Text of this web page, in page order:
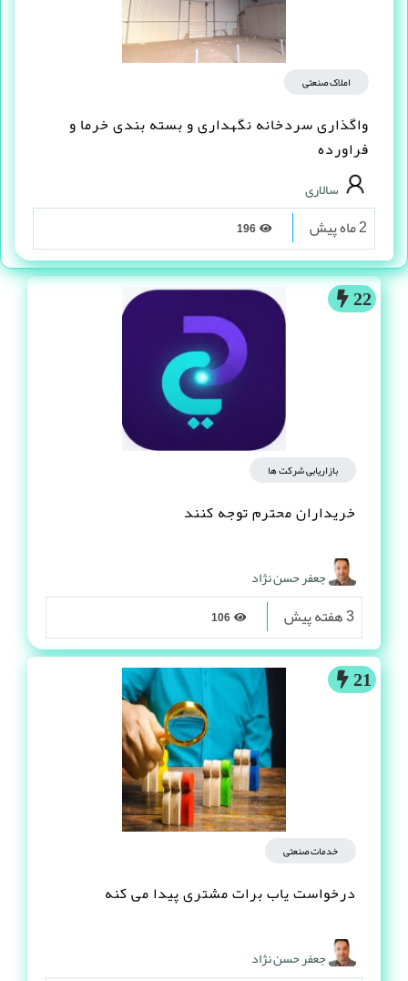
22
بازاریابی شرکت ها
خریداران محترم توجه کنند
جعفر حسن نژاد
3 هفته پیش
21
خدمات صنعتی
درخواست یاب برات مشتری پیدا می کنه
جعفر حسن نژاد
املاک صنعتی
واگذاری سردخانه نگهداری و بسته بندی خرما و
فراورده
سالاری
2 ماه پیش